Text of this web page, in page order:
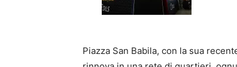
Piazza San Babila, con la sua